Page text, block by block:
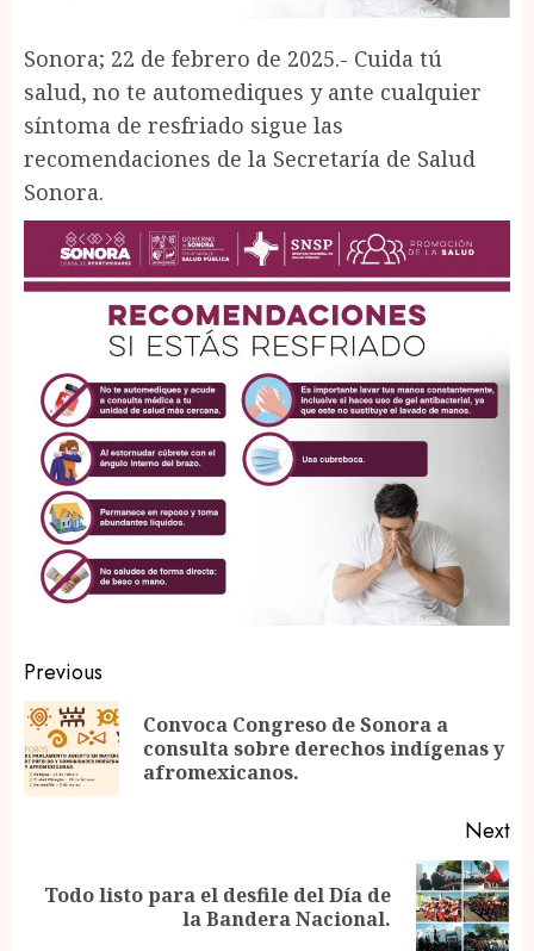
Sonora; 22 de febrero de 2025.- Cuida tú
salud, no te automediques y ante cualquier
síntoma de resfriado sigue las
recomendaciones de la Secretaría de Salud
Sonora.
Post
navigation
Previous
Convoca Congreso de Sonora a
consulta sobre derechos indígenas y
afromexicanos.
Next
Next
Todo listo para el desfile del Día de
la Bandera Nacional.